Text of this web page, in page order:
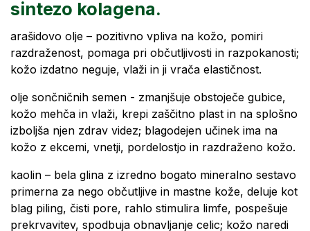
sintezo kolagena.
arašidovo olje – pozitivno vpliva na kožo, pomiri
razdraženost, pomaga pri občutljivosti in razpokanosti;
kožo izdatno neguje, vlaži in ji vrača elastičnost.
olje sončničnih semen - zmanjšuje obstoječe gubice,
kožo mehča in vlaži, krepi zaščitno plast in na splošno
izboljša njen zdrav videz; blagodejen učinek ima na
kožo z ekcemi, vnetji, pordelostjo in razdraženo kožo.
kaolin – bela glina z izredno bogato mineralno sestavo
primerna za nego občutljive in mastne kože, deluje kot
blag piling, čisti pore, rahlo stimulira limfe, pospešuje
prekrvavitev, spodbuja obnavljanje celic; kožo naredi